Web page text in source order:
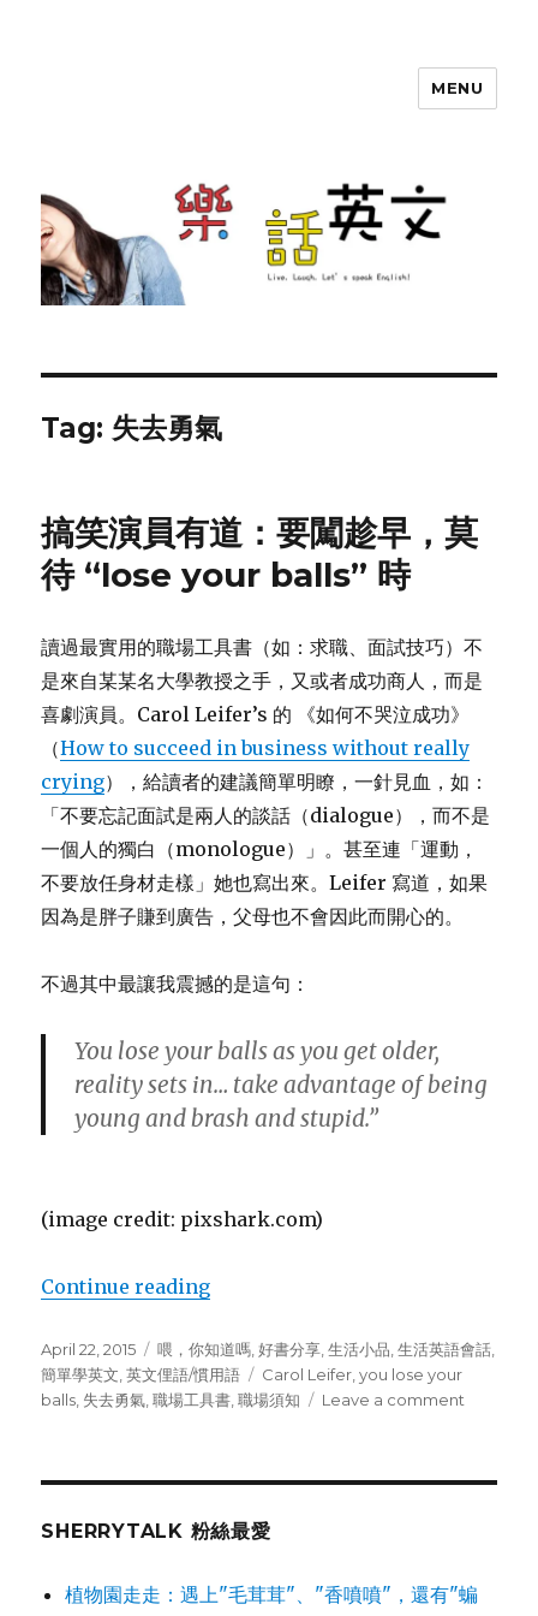
MENU
Tag: 失去勇氣
搞笑演員有道：要闖趁早，莫
待 “lose your balls” 時
讀過最實用的職場工具書（如：求職、面試技巧）不
是來自某某名大學教授之手，又或者成功商人，而是
喜劇演員。Carol Leifer’s 的 《如何不哭泣成功》
（How to succeed in business without really
crying），給讀者的建議簡單明瞭，一針見血，如：
「不要忘記面試是兩人的談話（dialogue），而不是
一個人的獨白（monologue）」。甚至連「運動，
不要放任身材走樣」她也寫出來。Leifer 寫道，如果
因為是胖子賺到廣告，父母也不會因此而開心的。
不過其中最讓我震撼的是這句：
You lose your balls as you get older,
reality sets in… take advantage of being
young and brash and stupid.”
(image credit: pixshark.com)
Continue reading
Posted
on
April 22, 2015 Categories
喂，你知道嗎,好書分享,生活小品,生活英語會話,
簡單學英文,英文俚語/慣用語 Tags
Carol Leifer,you lose your
balls, 失去勇氣,職場工具書,職場須知 Leave a comment
演
闖
SHERRYTALK 粉絲最愛
植物園走走：遇上"毛茸茸"、"香噴噴"，還有"蝙